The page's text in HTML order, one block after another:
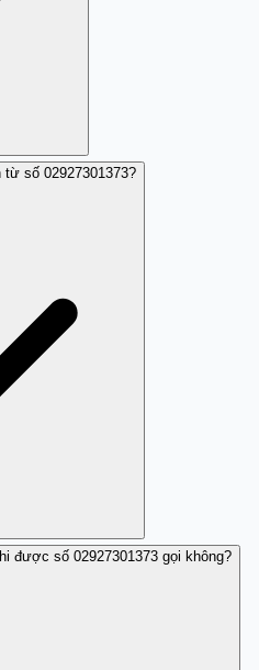
02927301373 chưa có báo
từ số 02927301373?
hoặc không trả lời các
được số 02927301373 gọi không?